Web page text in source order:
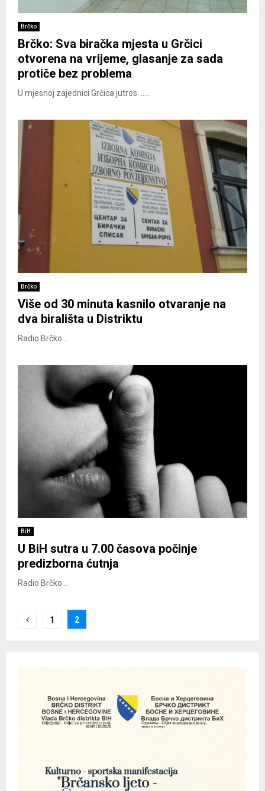
Brčko
Brčko: Sva biračka mjesta u Grčici
otvorena na vrijeme, glasanje za sada
protiče bez problema
U mjesnoj zajednici Grčica jutros ......
Brčko
Više od 30 minuta kasnilo otvaranje na
dva birališta u Distriktu
Radio Brčko...
BiH
U BiH sutra u 7.00 časova počinje
predizborna ćutnja
Radio Brčko...
Posts
1 2